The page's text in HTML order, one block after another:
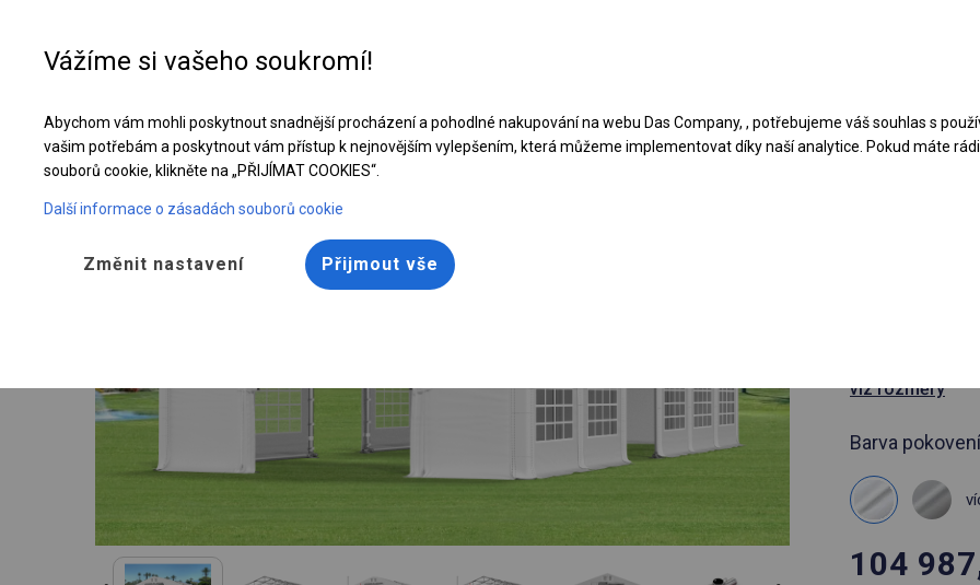
Celoroční cateringový stan | 8x16 m
viz rozměry
Barva
104
Vážíme si vašeho soukromí!
Abychom vám mohli poskytnout snadnější procházení a pohodlné nakupování na webu Das Company, , potřebujeme váš souhlas s
vašim potřebám a poskytnout vám přístup k nejnovějším vylepšením, která můžeme implementovat díky naší analytice. Pokud máte
souborů cookie, klikněte na „PŘIJÍMAT COOKIES“.
Další informace o zásadách souborů cookie
Změnit nastavení Přijmout vše